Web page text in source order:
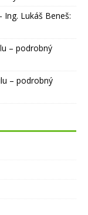
Lukáš Beneš:
– podrobný
– podrobný